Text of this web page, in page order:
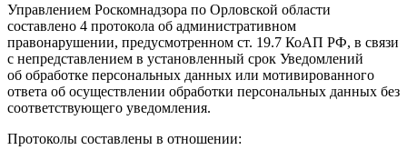
Управлением Роскомнадзора по Орловской области
составлено 4 протокола об административном
правонарушении, предусмотренном ст. 19.7 КоАП РФ, в связи
с непредставлением в установленный срок Уведомлений
об обработке персональных данных или мотивированного
ответа об осуществлении обработки персональных данных без
соответствующего уведомления.
Протоколы составлены в отношении: